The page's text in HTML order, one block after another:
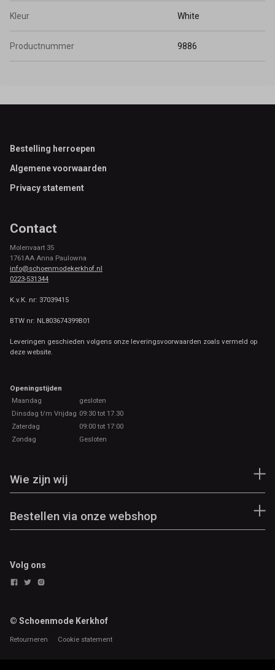
Kleur White
Productnummer 9886
Footer
Bestelling herroepen
Algemene voorwaarden
Privacy statement
Contact
Molenvaart 35
1761AA Anna Paulowna
info@schoenmodekerkhof.nl
0223-531344
K.v.K. nr: 37039415
BTW nr: NL803674399B01
Leveringen geschieden volgens onze leveringsvoorwaarden zoals vermeld op
deze website.
Openingstijden
Maandag
gesloten
Dinsdag t/m Vrijdag 09:30 tot 17.30
Zaterdag
09:00 tot 17:00
Zondag
Gesloten
Wie zijn wij
Bestellen via onze webshop
Volg ons
© Schoenmode Kerkhof
Retourneren Cookie statement